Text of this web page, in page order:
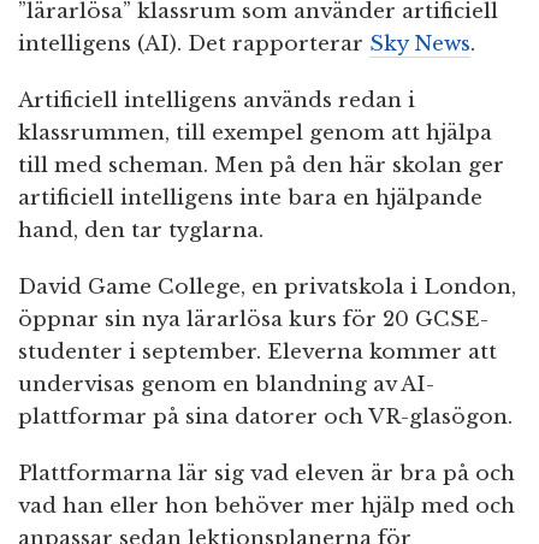
”lärarlösa” klassrum som använder artificiell
intelligens (AI). Det rapporterar Sky News.
Artificiell intelligens används redan i
klassrummen, till exempel genom att hjälpa
till med scheman. Men på den här skolan ger
artificiell intelligens inte bara en hjälpande
hand, den tar tyglarna.
David Game College, en privatskola i London,
öppnar sin nya lärarlösa kurs för 20 GCSE-
studenter i september. Eleverna kommer att
undervisas genom en blandning av AI-
plattformar på sina datorer och VR-glasögon.
Plattformarna lär sig vad eleven är bra på och
vad han eller hon behöver mer hjälp med och
anpassar sedan lektionsplanerna för